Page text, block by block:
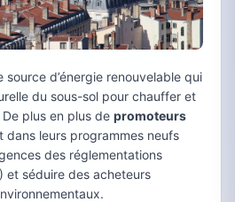
source d’énergie renouvelable qui
du sous-sol pour chauffer et
plus en plus de promoteurs
dans leurs programmes neufs
des réglementations
et séduire des acheteurs